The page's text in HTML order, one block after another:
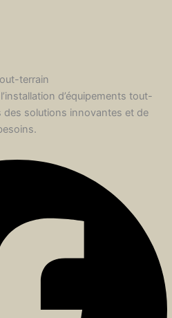
terrain
d’équipements tout-
solutions innovantes et de